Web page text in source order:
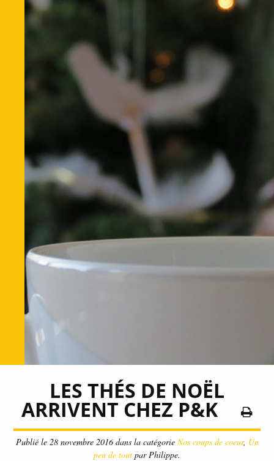
LES THÉS DE NOËL
ARRIVENT CHEZ P&K
Publié le 28 novembre 2016 dans la catégorie Nos coups de coeur, Un
peu de tout par Philippe.